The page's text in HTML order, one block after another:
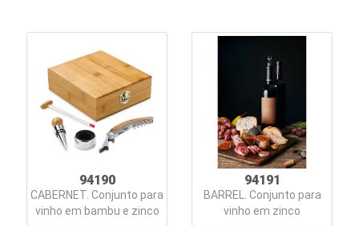
94190
CABERNET. Conjunto para
vinho em bambu e zinco
94191
BARREL. Conjunto para
vinho em zinco